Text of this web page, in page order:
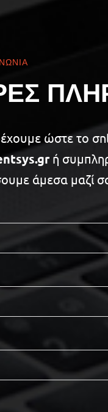
ώστε το
ή
άμεσα μαζί